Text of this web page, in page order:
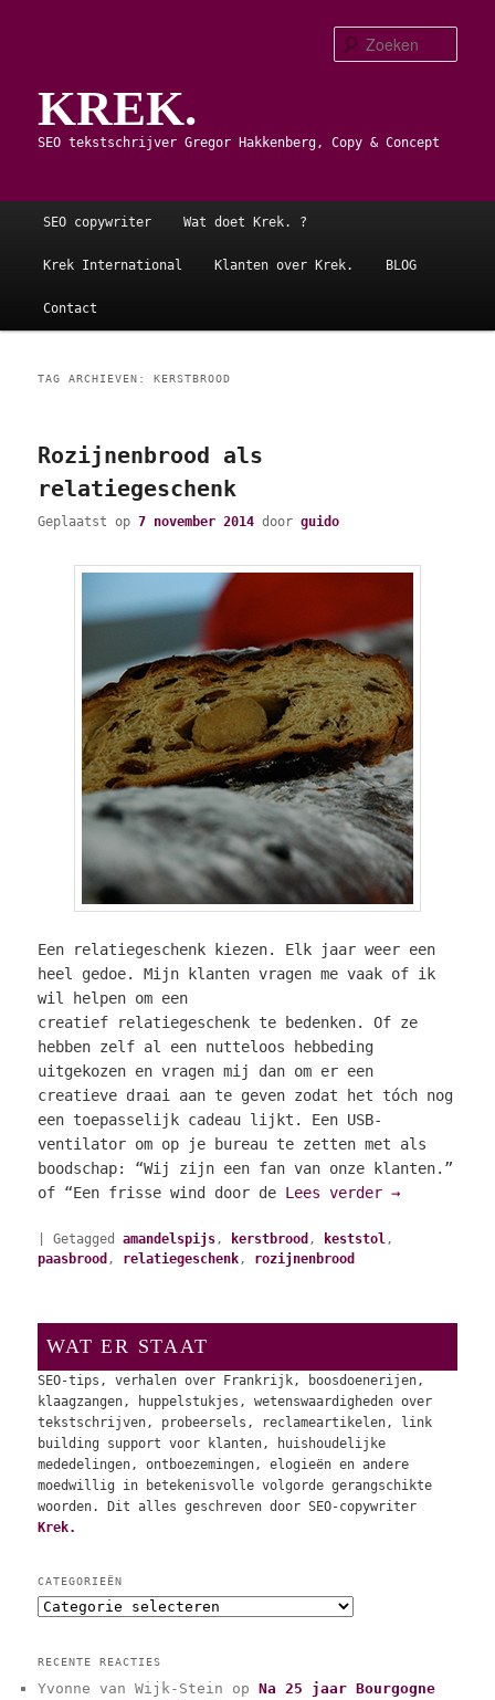
primaire
inhoud
secundaire
inhoudKREK.
SEO tekstschrijver Gregor Hakkenberg, Copy & Concept
Hoofdmenu
SEO copywriter Wat doet Krek. ?
Krek International Klanten over Krek. BLOG
Contact
TAG ARCHIEVEN:KERSTBROOD
Rozijnenbrood als
relatiegeschenk
Geplaatst op7 november 2014 doorguido
Een relatiegeschenk kiezen. Elk jaar weer een
heel gedoe. Mijn klanten vragen me vaak of ik
wil helpen om een
creatief relatiegeschenk te bedenken. Of ze
hebben zelf al een nutteloos hebbeding
uitgekozen en vragen mij dan om er een
creatieve draai aan te geven zodat het tóch nog
een toepasselijk cadeau lijkt. Een USB-
ventilator om op je bureau te zetten met als
boodschap: “Wij zijn een fan van onze klanten.”
of “Een frisse wind door de Lees verder→
|Getagged amandelspijs, kerstbrood , keststol,
paasbrood , relatiegeschenk, rozijnenbrood
WAT ER STAAT
SEO-tips, verhalen over Frankrijk, boosdoenerijen,
klaagzangen, huppelstukjes, wetenswaardigheden over
tekstschrijven, probeersels, reclameartikelen, link
building support voor klanten, huishoudelijke
mededelingen, ontboezemingen, elogieën en andere
moedwillig in betekenisvolle volgorde gerangschikte
woorden. Dit alles geschreven door SEO-copywriter
Krek.
CATEGORIEËN
C
e
g
RECENTE REACTIES
Yvonne van Wijk-Stein opNa 25 jaar Bourgogne